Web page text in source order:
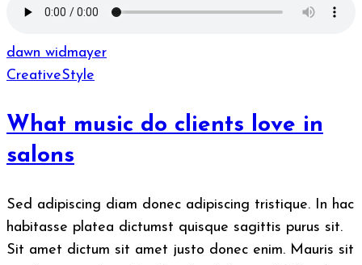
dawn widmayer
CreativeStyle
What music do clients love in
salons
Sed adipiscing diam donec adipiscing tristique. In hac
habitasse platea dictumst quisque sagittis purus sit.
Sit amet dictum sit amet justo donec enim. Mauris sit